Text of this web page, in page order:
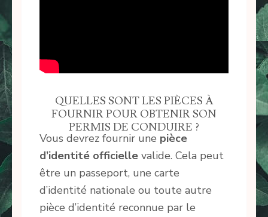
QUELLES SONT LES PIÈCES À
FOURNIR POUR OBTENIR SON
PERMIS DE CONDUIRE ?
Vous devrez fournir une pièce
d’identité officielle valide. Cela peut
être un passeport, une carte
d’identité nationale ou toute autre
pièce d’identité reconnue par le